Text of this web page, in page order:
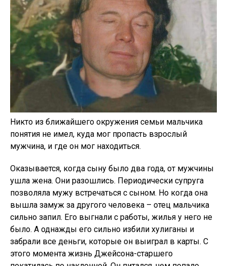
Никто из ближайшего окружения семьи мальчика
понятия не имел, куда мог пропасть взрослый
мужчина, и где он мог находиться.
Оказывается, когда сыну было два года, от мужчины
ушла жена. Они разошлись. Периодически супруга
позволяла мужу встречаться с сыном. Но когда она
вышла замуж за другого человека – отец мальчика
сильно запил. Его выгнали с работы, жилья у него не
было. А однажды его сильно избили хулиганы и
забрали все деньги, которые он выиграл в карты. С
этого момента жизнь Джейсона-старшего